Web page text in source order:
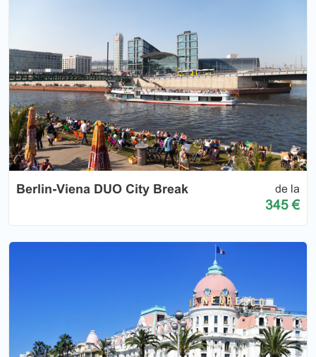
Berlin-Viena DUO City Break de la
345 €